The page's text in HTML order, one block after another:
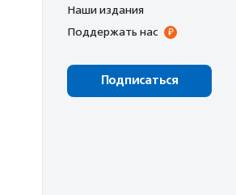
Наши издания
Поддержать нас
Подписаться